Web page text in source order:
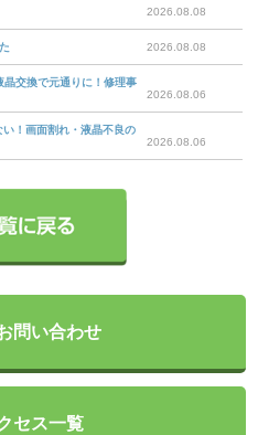
2026.08.08
2026.08.08
交換で元通りに！修理事
2026.08.06
！画面割れ・液晶不良の
2026.08.06
問い合わせ
セス一覧